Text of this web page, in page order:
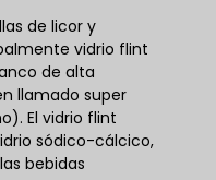
de licor y
vidrio flint
de alta
llamado super
El vidrio flint
sódico-cálcico,
bebidas